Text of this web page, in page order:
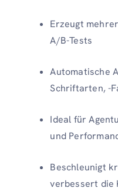
Erzeugt
A/B-Tests
Automatische
Schriftarten, -
Ideal für
und
Beschleunigt
verbessert die